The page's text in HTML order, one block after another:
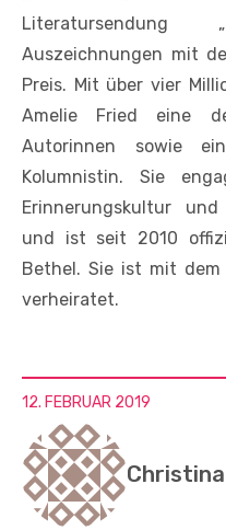
Literatursendung
Auszeichnungen mit
Preis. Mit über vier
Amelie Fried eine
Autorinnen sowie
Kolumnistin. Sie
Erinnerungskultur und
und ist seit 2010
Bethel. Sie ist mit dem
verheiratet.
12. FEBRUAR 2019